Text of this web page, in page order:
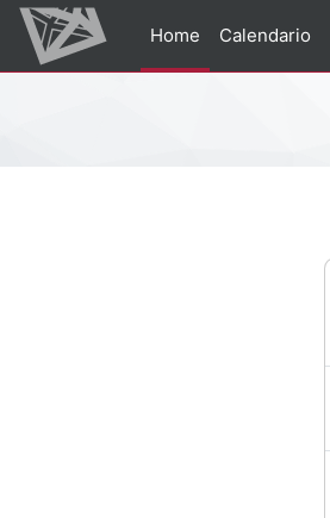
Vai al contenuto principale
Home
Calendario